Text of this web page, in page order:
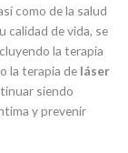
como de la salud
calidad de vida, se
la terapia
la terapia de láser
siendo
y prevenir